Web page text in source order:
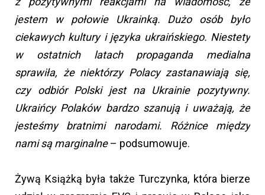
jestem w połowie Ukrainką. Dużo osób było
ciekawych kultury i języka ukraińskiego. Niestety
w ostatnich latach propaganda medialna
sprawiła, że niektórzy Polacy zastanawiają się,
czy odbiór Polski jest na Ukrainie pozytywny.
Ukraińcy Polaków bardzo szanują i uważają, że
jesteśmy bratnimi narodami. Różnice między
nami są marginalne– podsumowuje.
Żywą Książką była także Turczynka, która bierze